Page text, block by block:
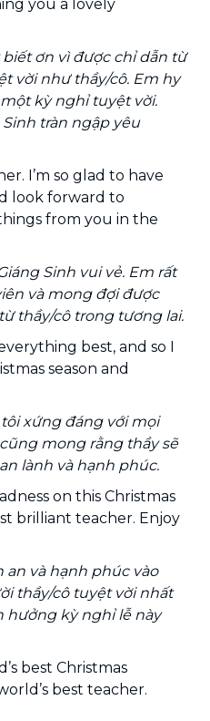
you a lovely
ơn vì được chỉ dẫn từ
vời như thầy/cô. Em hy
kỳ nghỉ tuyệt vời.
tràn ngập yêu
I’m so glad to have
look forward to
from you in the
Sinh vui vẻ. Em rất
và mong đợi được
thầy/cô trong tương lai.
best, and so I
season and
tôi xứng đáng với mọi
mong rằng thầy sẽ
lành và hạnh phúc.
on this Christmas
brilliant teacher. Enjoy
an và hạnh phúc vào
thầy/cô tuyệt vời nhất
hưởng kỳ nghỉ lễ này
best Christmas
best teacher.